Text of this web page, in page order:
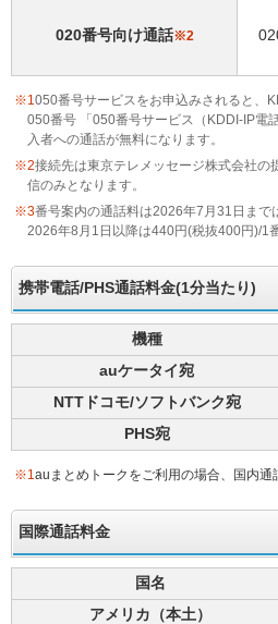
020番号向け通話※2
※1050番号サービスをお申込みされると、
050番号 「050番号サービス（KDDI-IP電
入者への通話が無料になります。
※2接続先は東京テレメッセージ株式会社の
信のみとなります。
※3番号案内の通話料は2026年7月31日まで
2026年8月1日以降は440円(税抜400円)/1
携帯電話/PHS通話料金(1分当たり)
機種
auケータイ宛
NTTドコモ/ソフトバンク宛
PHS宛
※1auまとめトークをご利用の場合、国内通
国際通話料金
国名
アメリカ（本土）